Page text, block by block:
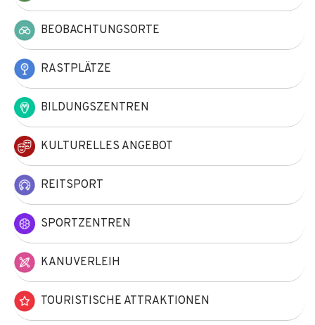
BEOBACHTUNGSORTE
RASTPLÄTZE
BILDUNGSZENTREN
KULTURELLES ANGEBOT
REITSPORT
SPORTZENTREN
KANUVERLEIH
TOURISTISCHE ATTRAKTIONEN